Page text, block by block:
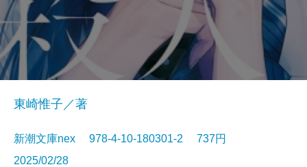
東崎惟子／著
新潮文庫nex 978-4-10-180301-2 737円
2025/02/28